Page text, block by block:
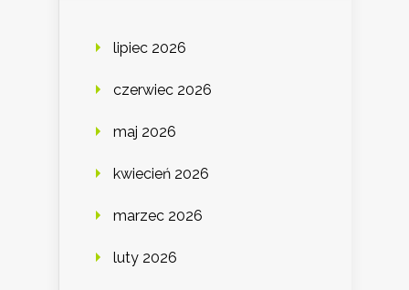
lipiec 2026
czerwiec 2026
maj 2026
kwiecień 2026
marzec 2026
luty 2026